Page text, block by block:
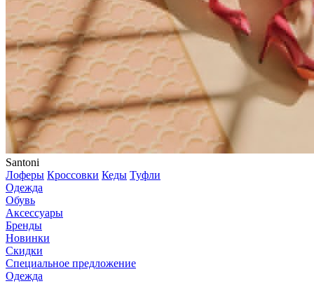
Santoni
Лоферы Кроссовки Кеды Туфли
Одежда
Обувь
Аксессуары
Бренды
Новинки
Скидки
Специальное предложение
Одежда